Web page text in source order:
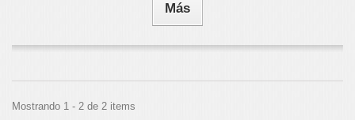
Más
Mostrando 1 - 2 de 2 items